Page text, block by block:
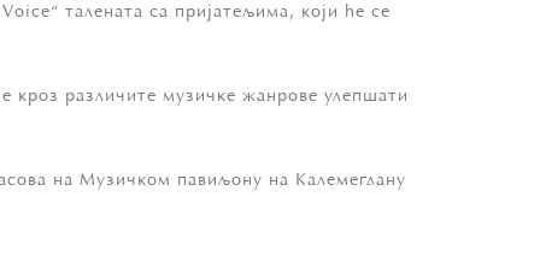
талената са пријатељима, који ће се
кроз различите музичке жанрове улепшати
на Музичком павиљону на Калемегдану